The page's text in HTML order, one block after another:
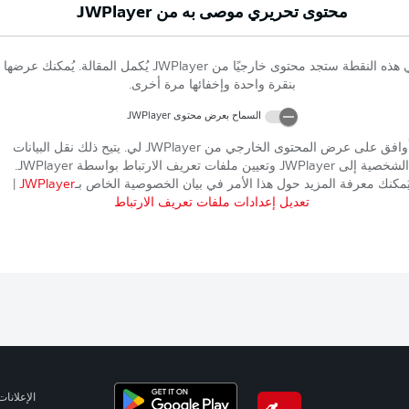
محتوى تحريري موصى به منJWPlayer
هذه النقطة ستجد محتوى خارجيًا منJWPlayer يُكمل المقالة. يُمكنك عرضها
بنقرة واحدة وإخفائها مرة أخرى.
السماح بعرض محتوىJWPlayer
على عرض المحتوى الخارجي منJWPlayer لي. يتيح ذلك نقل البيانات
الشخصية إلى JWPlayer وتعيين ملفات تعريف الارتباط بواسطة JWPlayer
.
معرفة المزيد حول هذا الأمر في بيان الخصوصية الخاص بـJWPlayer
تعديل إعدادات ملفات تعريف الارتباط